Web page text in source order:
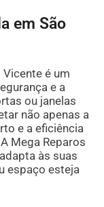
em São
é um
e a
ou janelas
não apenas a
e a eficiência
Mega Reparos
às suas
espaço esteja